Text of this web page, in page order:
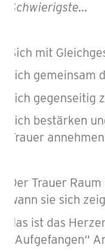
Schwierigste…
Sich mit
sich gemeinsam
sich gegenseitig
sich bestärken
Trauer
Der Trauer
wann sie sich
das ist das
„Aufgefangen“